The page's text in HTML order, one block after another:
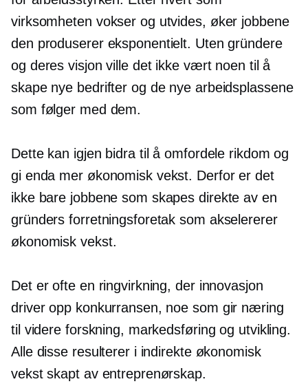
virksomheten vokser og utvides, øker jobbene
den produserer eksponentielt. Uten gründere
og deres visjon ville det ikke vært noen til å
skape nye bedrifter og de nye arbeidsplassene
som følger med dem.
Dette kan igjen bidra til å omfordele rikdom og
gi enda mer økonomisk vekst. Derfor er det
ikke bare jobbene som skapes direkte av en
gründers forretningsforetak som akselererer
økonomisk vekst.
Det er ofte en ringvirkning, der innovasjon
driver opp konkurransen, noe som gir næring
til videre forskning, markedsføring og utvikling.
Alle disse resulterer i indirekte økonomisk
vekst skapt av entreprenørskap.